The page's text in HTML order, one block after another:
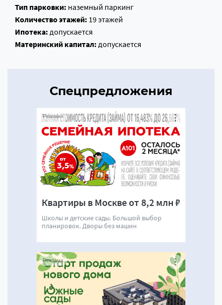
Тип парковки: наземный паркинг
Количество этажей: 19 этажей
Ипотека: допускается
Материнский капитал: допускается
Спецпредложения
Квартиры в Москве от 8,2 млн ₽
Школы и детские сады. Большой выбор
планировок. Дворы без машин
Реклама
Реклама